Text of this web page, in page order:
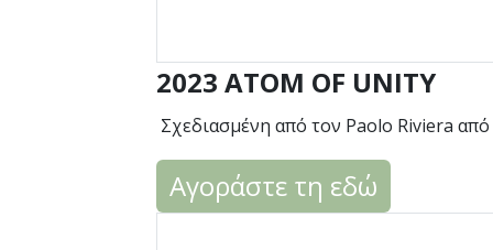
2023 ATOM OF UNITY
Σχεδιασμένη από τον Paolo Riviera από
Αγοράστε τη εδώ